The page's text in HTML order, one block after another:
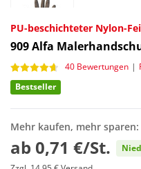
PU-beschichteter Nylon-
909Alfa
40 Bewertungen |
Bestseller
Mehr kaufen, mehr sparen:
ab 0,71 €/St.